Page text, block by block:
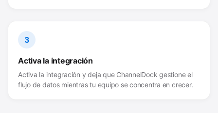
3
Activa la integración
Activa la integración y deja que ChannelDock gestione el
flujo de datos mientras tu equipo se concentra en crecer.